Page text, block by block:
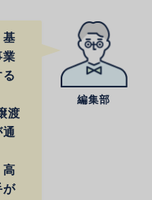
編集部
基
業
渡
高
が